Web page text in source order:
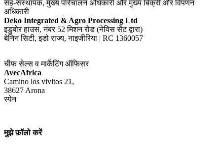
सह-संस्थापक, मुख्य परिचालन अधिकारी और मुख्य बिक्री और विपणन
अधिकारी
Deko Integrated & Agro Processing Ltd
इडुबोर हाउस, नंबर 52 मिशन रोड (नेविस सेंट द्वारा)
बेनिन सिटी, इडो राज्य, नाइजीरिया | RC 1360057
चीफ सेल्स व मार्केटिंग ऑफिसर
AvecAfrica
Camino los vivitos 21,
38627 Arona
स्पेन
मुझे फ़ॉलो करें